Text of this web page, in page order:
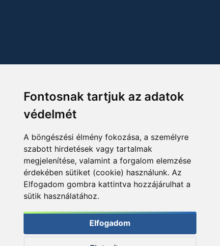
Fontosnak tartjuk az adatok
védelmét
A böngészési élmény fokozása, a személyre
szabott hirdetések vagy tartalmak
megjelenítése, valamint a forgalom elemzése
érdekében sütiket (cookie) használunk. Az
Elfogadom gombra kattintva hozzájárulhat a
sütik használatához.
Elfogadom